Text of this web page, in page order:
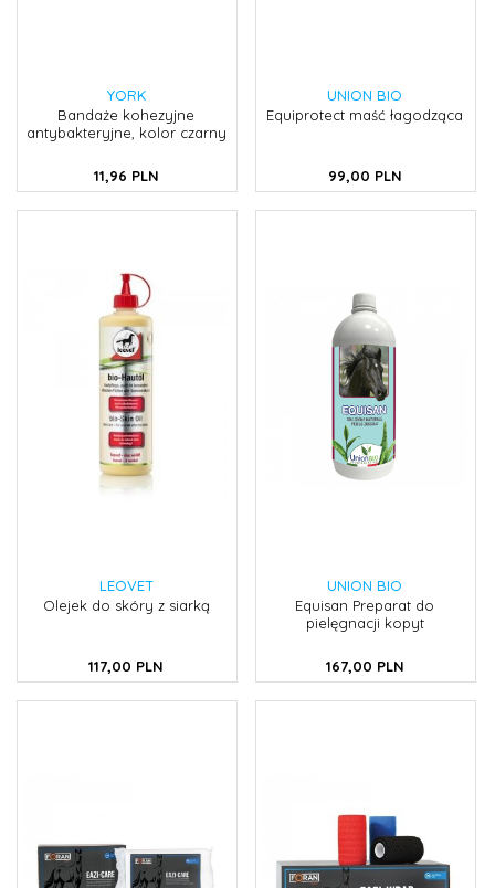
YORK
Bandaże kohezyjne
antybakteryjne, kolor czarny
11,96 PLN
UNION BIO
Equiprotect maść łagodząca
99,00 PLN
LEOVET
Olejek do skóry z siarką
117,00 PLN
UNION BIO
Equisan Preparat do
pielęgnacji kopyt
167,00 PLN